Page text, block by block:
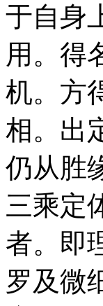
于自身
用。得
机。方
相。出
仍从胜
三乘定
者。即
罗及微